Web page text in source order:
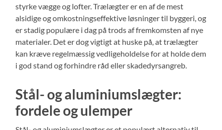
styrke vægge og lofter. Trælægter er en af de mest
alsidige og omkostningseffektive løsninger til byggeri, og
er stadig populære i dag på trods af fremkomsten af nye
materialer. Det er dog vigtigt at huske på, at trælægter
kan kræve regelmæssig vedligeholdelse for at holde dem
i god stand og forhindre råd eller skadedyrsangreb.
Stål- og aluminiumslægter:
fordele og ulemper